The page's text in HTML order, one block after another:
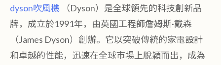
dyson吹風機
（Dyson）是全球領先的科技創新品
牌，成立於1991年，由英國工程師詹姆斯·戴森
（James Dyson）創辦。它以突破傳統的家電設計
和卓越的性能，迅速在全球市場上脫穎而出，成為